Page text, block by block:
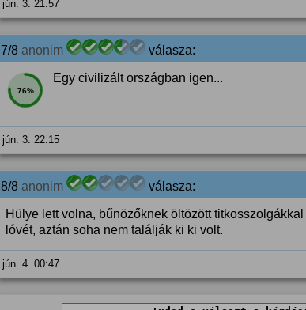
jún. 3. 21:57
7/8 anonim válasza:
76%
Egy civilizált országban igen...
jún. 3. 22:15
8/8 anonim válasza:
Hülye lett volna, bűnözőknek öltözött
lóvét, aztán soha nem találják ki ki volt.
jún. 4. 00:47